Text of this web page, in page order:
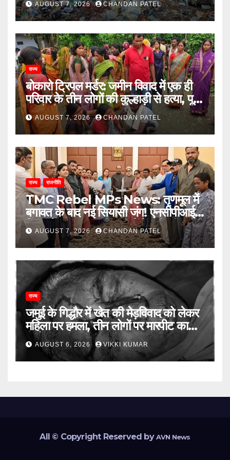
AUGUST 7, 2026 CHANDAN PATEL
राज्य
बोकारो ट्रिपल मर्डर: जमीन विवाद में एक ही
परिवार के तीन लोगों की कुल्हाड़ी से हत्या, पूरे
इलाके में दहशत
AUGUST 7, 2026 CHANDAN PATEL
राज्य राजनीति
TMC Rebel MPs News: तृणमूल में
बगावत के बाद नई सियासी जंग! एनसीपीआई में
विलय के बावजूद बागी सांसदों में बढ़ी खींचतान,
भाजपा को लेकर भी दो राय
AUGUST 7, 2026 CHANDAN PATEL
राज्य
जमुई के गिद्धौर में खेत की मेड़विवाद को लेकर
महिला पर हमला, तीन लोगों पर मारपीट का
आरोप
AUGUST 6, 2026 VIKKI KUMAR
All © Copyright Reserved byAVN News